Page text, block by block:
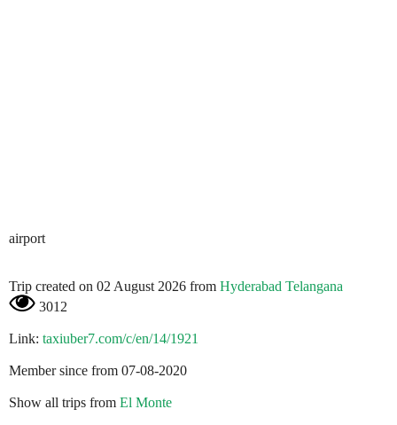
airport
Trip created on 02 August 2026 from Hyderabad Telangana
3012
Link: taxiuber7.com/c/en/14/1921
Member since from 07-08-2020
Show all trips from El Monte